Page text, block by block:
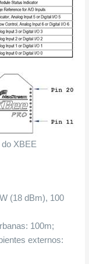
XBEE
(18 dBm), 100
100m;
externos: